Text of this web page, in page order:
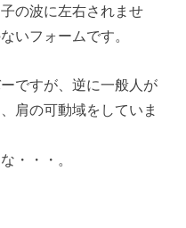
の波に左右されませ
いフォームです。
ですが、逆に一般人が
肩の可動域をしていま
・・・。